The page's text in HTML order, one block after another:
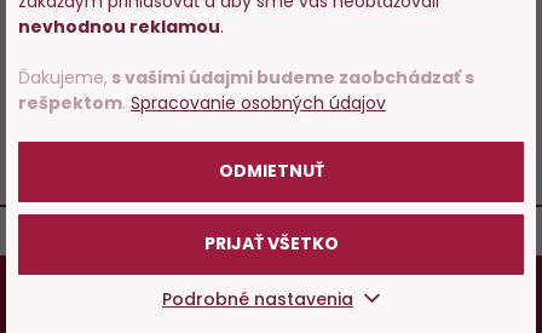
364,55 €
nevhodnou reklamou.
Ďakujeme, s vašimi údajmi budeme zaobchádzať s
rešpektom. Spracovanie osobných údajov
ODMIETNUŤ
PRIJAŤ VŠETKO
Podrobné nastavenia
Osobám mladším ako 18 rokov alkohol
potvrďte, že Vám už bolo 18